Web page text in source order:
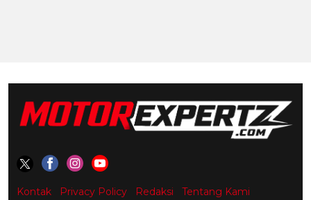
Kontak Privacy Policy Redaksi Tentang Kami